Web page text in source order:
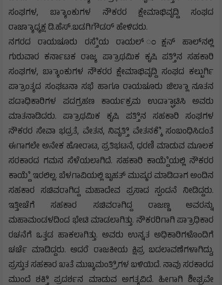
ಸಂಘಗಳ, ಬ್ಯಾಾಂಕುಗಳ ನೌಕರರ ಕ್ಷೇಮಾಭಿವೃದ್ದಿ ಸಂಘದ
ರಾಜ್ಯಾಾಧ್ಯಕ್ಷ ಡಿ.ಹೆಸ್.ಬಡಗಿಗೌಡರ್ ಹೇಳಿದರು.
ನಗರದ ರಾಯಚೂರು ರಸ್ತೆೆಯ ರಾಯಲ್ ಂಕ್ಷನ್ ಹಾಲ್‌ನಲ್ಲಿ
ಗುರುವಾರ ಕರ್ನಾಟಕ ರಾಜ್ಯ ಪ್ರಾಾಥಮಿಕ ಕೃಷಿ ಪತ್ತಿಿನ ಸಹಕಾರಿ
ಸಂಘಗಳ, ಬ್ಯಾಾಂಕುಗಳ ನೌಕರರ ಕ್ಷೇಮಾಭಿವೃದ್ದಿ ಸಂಘದ ಕಲ್ಬುರ್ಗಿ
ಪ್ರಾಾಂತ್ಯದ ಸಂಘಟನಾ ಸಭೆ ಹಾಗೂ ರಾಯಚೂರು ಜಿಲ್ಲಾಾ ನೂತನ
ಪದಾಧಿಕಾರಿಗಳ ಪದಗ್ರಹಣ ಕಾರ್ಯಕ್ರಮ ಉದ್ಘಾಾಟಿಸಿ ಅವರು
ಮಾತನಾಡಿದರು. ಪ್ರಾಾಥಮಿಕ ಕೃಷಿ ಪತ್ತಿಿನ ಸಹಕಾರಿ ಸಂಘಗಳ
ನೌಕರರ ಸೇವಾ ಭದ್ರತೆ, ವೇತನ, ನಿವೃತ್ತಿಿ ವೇತನಕ್ಕೆೆ ಸಂಬಂಧಿಸಿದಂತೆ
ಈಗಾಗಲೇ ಅನೇಕ ಹೋರಾಟ, ಪ್ರತಿಭಟನೆ, ಧರಣಿ ಮಾಡುವ ಮೂಲಕ
ಸರಕಾರದ ಗಮನ ಸೆಳೆಯಲಾಗಿದೆ. ಸಹಕಾರಿ ಕಾಯ್ದೆೆಯಲ್ಲಿ ನೌಕರರ
ಕಾಯ್ದೆೆ ಇರಲಿಲ್ಲ. ಬೆಳಗಾವಿಯಲ್ಲಿ ಬೃಹತ್ ಮುಷ್ಕರ ಮಾಡಿದಾಗ ಅಂದಿನ
ಸಹಕಾರ ಸಚಿವರಾಗಿದ್ದ ಮಹಾದೇವ ಪ್ರಸಾದ ಸ್ಪಂದನೆ ನೀಡಿದ್ದರು.
ಇತ್ತೀಚೆಗೆ ಸಹಕಾರ ಸಚಿವರಾಗಿದ್ದ ರಾಜಣ್ಣ ಅವರನ್ನು
ಮಹಾಮಂಡಳದಿಂದ ಭೇಟಿ ಮಾಡಲಾಗಿತ್ತು. ನೌಕರರಿಗಾಗಿ ಪ್ರಾಾಧಿಕಾರ
ರಚನೆಗೆ ಒತ್ತಡ ಹಾಕಲಾಗಿತ್ತು. ಅವರು ಉನ್ನತ ಅಧಿಕಾರಿಗಳೊಂದಿಗೆ
ಚರ್ಚೆ ಮಾಡಿದ್ದರು. ಆದರೆ ರಾಜಕೀಯ ಕ್ಷಿಪ್ರ ಬದಲಾವಣೆಗಳಾಗಿದ್ದು,
ಪ್ರಸ್ತುತ ಸಹಕಾರ ಖಾತೆ ಮುಖ್ಯಮಂತ್ರಿಿಗಳ ಬಳಿಯಿದೆ. ನಾವು ಸರಕಾರದ
ಮುಂದೆ ಶಕ್ತಿಿ ಪ್ರದರ್ಶನ ಮಾಡುವ ಅಗತ್ಯವಿದೆ. ಹೀಗಾಗಿ ಶೀಘ್ರವೇ